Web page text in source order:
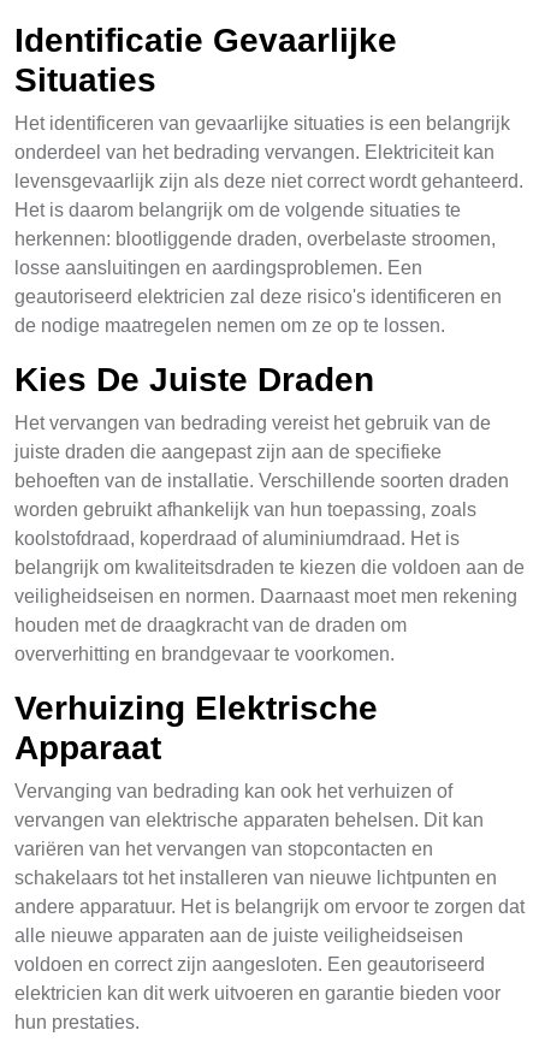
Identificatie Gevaarlijke
Situaties
Het identificeren van gevaarlijke situaties is een belangrijk
onderdeel van het bedrading vervangen. Elektriciteit kan
levensgevaarlijk zijn als deze niet correct wordt gehanteerd.
Het is daarom belangrijk om de volgende situaties te
herkennen: blootliggende draden, overbelaste stroomen,
losse aansluitingen en aardingsproblemen. Een
geautoriseerd elektricien zal deze risico's identificeren en
de nodige maatregelen nemen om ze op te lossen.
Kies De Juiste Draden
Het vervangen van bedrading vereist het gebruik van de
juiste draden die aangepast zijn aan de specifieke
behoeften van de installatie. Verschillende soorten draden
worden gebruikt afhankelijk van hun toepassing, zoals
koolstofdraad, koperdraad of aluminiumdraad. Het is
belangrijk om kwaliteitsdraden te kiezen die voldoen aan de
veiligheidseisen en normen. Daarnaast moet men rekening
houden met de draagkracht van de draden om
oververhitting en brandgevaar te voorkomen.
Verhuizing Elektrische
Apparaat
Vervanging van bedrading kan ook het verhuizen of
vervangen van elektrische apparaten behelsen. Dit kan
variëren van het vervangen van stopcontacten en
schakelaars tot het installeren van nieuwe lichtpunten en
andere apparatuur. Het is belangrijk om ervoor te zorgen dat
alle nieuwe apparaten aan de juiste veiligheidseisen
voldoen en correct zijn aangesloten. Een geautoriseerd
elektricien kan dit werk uitvoeren en garantie bieden voor
hun prestaties.